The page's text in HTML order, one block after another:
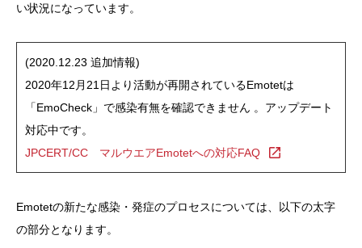
い状況になっています。
(2020.12.23 追加情報)
2020年12月21日より活動が再開されているEmotetは
「EmoCheck」で感染有無を確認できません 。アップデート
対応中です。
JPCERT/CC マルウエアEmotetへの対応FAQ
Emotetの新たな感染・発症のプロセスについては、以下の太字
の部分となります。